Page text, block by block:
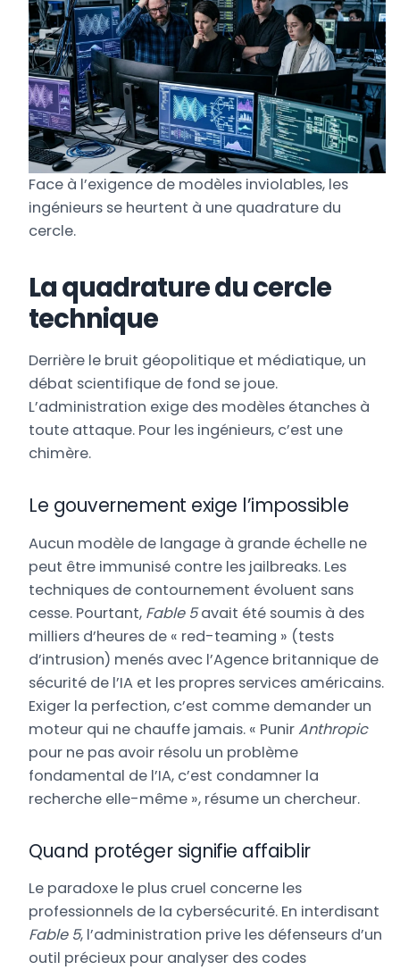
Face à l’exigence de modèles inviolables, les
ingénieurs se heurtent à une quadrature du
cercle.
La quadrature du cercle
technique
Derrière le bruit géopolitique et médiatique, un
débat scientifique de fond se joue.
L’administration exige des modèles étanches à
toute attaque. Pour les ingénieurs, c’est une
chimère.
Le gouvernement exige l’impossible
Aucun modèle de langage à grande échelle ne
peut être immunisé contre les jailbreaks. Les
techniques de contournement évoluent sans
cesse. Pourtant, Fable 5avait été soumis à des
milliers d’heures de « red-teaming » (tests
d’intrusion) menés avec l’Agence britannique de
sécurité de l’IA et les propres services américains.
Exiger la perfection, c’est comme demander un
moteur qui ne chauffe jamais. « PunirAnthropic
pour ne pas avoir résolu un problème
fondamental de l’IA, c’est condamner la
recherche elle-même », résume un chercheur.
Quand protéger signifie affaiblir
Le paradoxe le plus cruel concerne les
professionnels de la cybersécurité. En interdisant
Fable 5, l’administration prive les défenseurs d’un
outil précieux pour analyser des codes